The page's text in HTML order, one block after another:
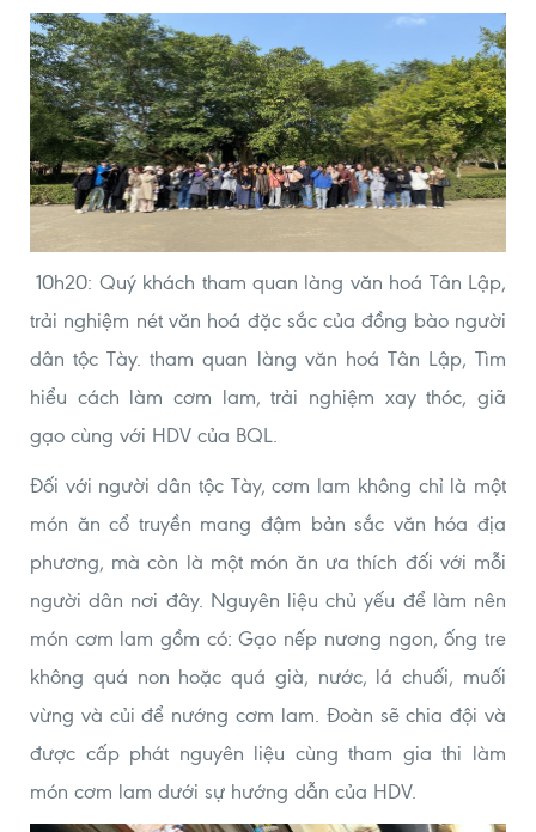
10h20: Quý khách tham quan làng văn hoá Tân Lập,
trải nghiệm nét văn hoá đặc sắc của đồng bào người
dân tộc Tày. tham quan làng văn hoá Tân Lập, Tìm
hiểu cách làm cơm lam, trải nghiệm xay thóc, giã
gạo cùng với HDV của BQL.
Đối với người dân tộc Tày, cơm lam không chỉ là một
món ăn cổ truyền mang đậm bản sắc văn hóa địa
phương, mà còn là một món ăn ưa thích đối với mỗi
người dân nơi đây. Nguyên liệu chủ yếu để làm nên
món cơm lam gồm có: Gạo nếp nương ngon, ống tre
không quá non hoặc quá già, nước, lá chuối, muối
vừng và củi để nướng cơm lam. Đoàn sẽ chia đội và
được cấp phát nguyên liệu cùng tham gia thi làm
món cơm lam dưới sự hướng dẫn của HDV.